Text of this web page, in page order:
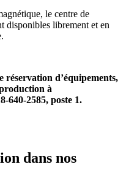
le centre de
disponibles librement et en
réservation d’équipements,
à
640-2585, poste 1.
dans nos